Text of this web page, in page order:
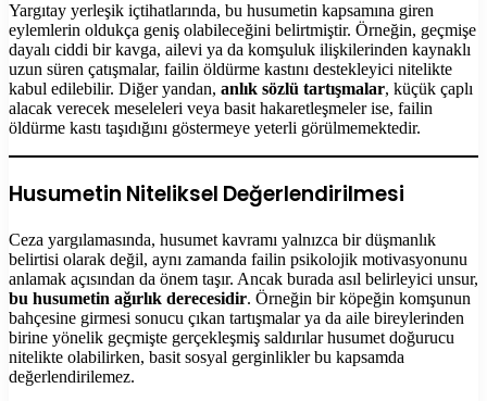
Yargıtay yerleşik içtihatlarında, bu husumetin kapsamına giren
eylemlerin oldukça geniş olabileceğini belirtmiştir. Örneğin, geçmişe
dayalı ciddi bir kavga, ailevi ya da komşuluk ilişkilerinden kaynaklı
uzun süren çatışmalar, failin öldürme kastını destekleyici nitelikte
kabul edilebilir. Diğer yandan, anlık sözlü tartışmalar, küçük çaplı
alacak verecek meseleleri veya basit hakaretleşmeler ise, failin
öldürme kastı taşıdığını göstermeye yeterli görülmemektedir.
Husumetin Niteliksel Değerlendirilmesi
Ceza yargılamasında, husumet kavramı yalnızca bir düşmanlık
belirtisi olarak değil, aynı zamanda failin psikolojik motivasyonunu
anlamak açısından da önem taşır. Ancak burada asıl belirleyici unsur,
bu husumetin ağırlık derecesidir. Örneğin bir köpeğin komşunun
bahçesine girmesi sonucu çıkan tartışmalar ya da aile bireylerinden
birine yönelik geçmişte gerçekleşmiş saldırılar husumet doğurucu
nitelikte olabilirken, basit sosyal gerginlikler bu kapsamda
değerlendirilemez.